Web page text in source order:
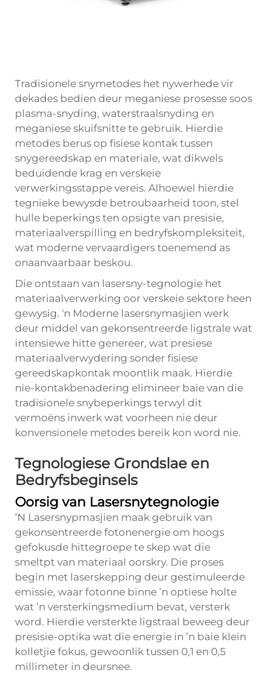
Tradisionele snymetodes het nywerhede vir
dekades bedien deur meganiese prosesse soos
plasma-snyding, waterstraalsnyding en
meganiese skuifsnitte te gebruik. Hierdie
metodes berus op fisiese kontak tussen
snygereedskap en materiale, wat dikwels
beduidende krag en verskeie
verwerkingsstappe vereis. Alhoewel hierdie
tegnieke bewysde betroubaarheid toon, stel
hulle beperkings ten opsigte van presisie,
materiaalverspilling en bedryfskompleksiteit,
wat moderne vervaardigers toenemend as
onaanvaarbaar beskou.
Die ontstaan van lasersny-tegnologie het
materiaalverwerking oor verskeie sektore heen
gewysig. 'n Moderne lasersnymasjien werk
deur middel van gekonsentreerde ligstrale wat
intensiewe hitte genereer, wat presiese
materiaalverwydering sonder fisiese
gereedskapkontak moontlik maak. Hierdie
nie-kontakbenadering elimineer baie van die
tradisionele snybeperkings terwyl dit
vermoëns inwerk wat voorheen nie deur
konvensionele metodes bereik kon word nie.
Tegnologiese Grondslae en
Bedryfsbeginsels
Oorsig van Lasersnytegnologie
ʼN Lasersnypmasjien maak gebruik van
gekonsentreerde fotonenergie om hoogs
gefokusde hittegroepe te skep wat die
smeltpt van materiaal oorskry. Die proses
begin met laserskepping deur gestimuleerde
emissie, waar fotonne binne ’n optiese holte
wat ’n versterkingsmedium bevat, versterk
word. Hierdie versterkte ligstraal beweeg deur
presisie-optika wat die energie in ’n baie klein
kolletjie fokus, gewoonlik tussen 0,1 en 0,5
millimeter in deursnee.